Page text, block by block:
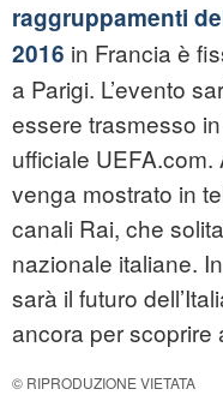
raggruppamenti
2016 in Francia è
a Parigi. L’evento
essere trasmesso
ufficiale
venga mostrato in
canali Rai, che
nazionale italiane.
sarà il futuro
ancora per scoprire
© RIPRODUZIONE VIETATA